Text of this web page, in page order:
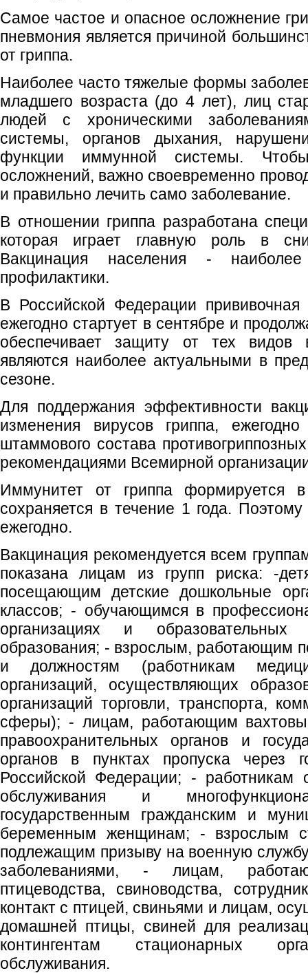
Самое частое и опасное осложнение
пневмония является причиной
от гриппа.
Наиболее часто тяжелые формы
младшего возраста (до 4 лет), лиц
людей с хроническими
системы, органов дыхания,
функции иммунной системы.
осложнений, важно своевременно
и правильно лечить само заболевание.
В отношении гриппа разработана
которая играет главную роль в
Вакцинация населения -
профилактики.
В Российской Федерации прививочная
ежегодно стартует в сентябре и
обеспечивает защиту от тех видов
являются наиболее актуальными в
сезоне.
Для поддержания эффективности
изменения вирусов гриппа,
штаммового состава
рекомендациями Всемирной
Иммунитет от гриппа формируется
сохраняется в течение 1 года.
ежегодно.
Вакцинация рекомендуется всем
показана лицам из групп риска: -
посещающим детские дошкольные
классов; - обучающимся в
организациях и образовательных
образования; - взрослым, работающим
и должностям (работникам
организаций, осуществляющих
организаций торговли, транспорта,
сферы); - лицам, работающим
правоохранительных органов и
органов в пунктах пропуска через
Российской Федерации; - работникам
обслуживания и
государственным гражданским и
беременным женщинам; - взрослым
подлежащим призыву на военную
заболеваниями, - лицам,
птицеводства, свиноводства,
контакт с птицей, свиньями и лицам,
домашней птицы, свиней для
контингентам стационарных
обслуживания.